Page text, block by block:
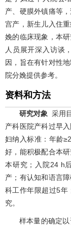
产、硬膜外镇痛等
宫产，新生儿入住
娩的临床现象，本
人员展开深入访谈
因，旨在有针对性
院分娩提供参考。
资料和方法
研究对象 采用
产科医院产科过早
妇纳入标准：年龄
好，能积极配合本
本研究；入院24 h
产；有认知和语言
科工作年限超过5年
究。
样本量的确定